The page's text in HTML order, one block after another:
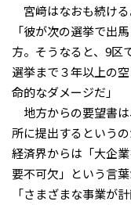
宮﨑はなおも続ける
「彼が次の選挙で出
方。そうなると、9区
選挙まで３年以上の
命的なダメージだ」
地方からの要望書
所に提出するという
経済界からは「大企
要不可欠」という言
「さまざまな事業が